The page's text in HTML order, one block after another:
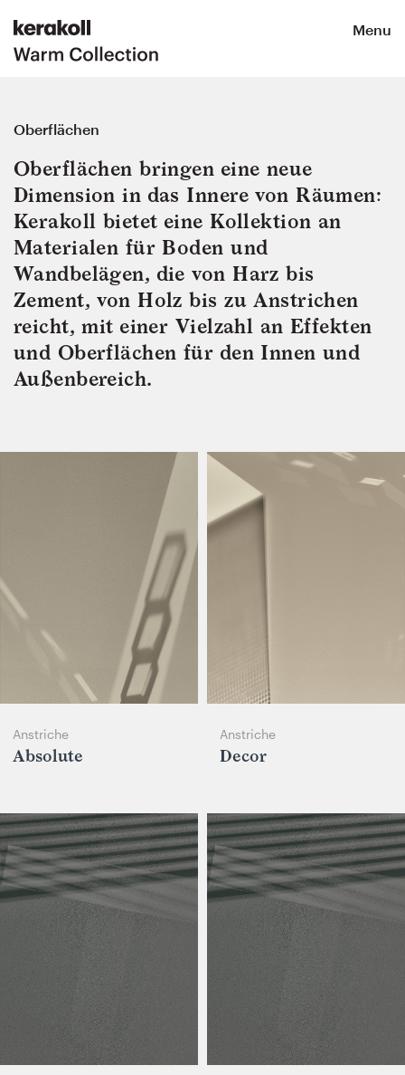
Menu
Oberflächen
Oberflächen bringen eine neue
Dimension in das Innere von Räumen:
Kerakoll bietet eine Kollektion an
Materialen für Boden und
Wandbelägen, die von Harz bis
Zement, von Holz bis zu Anstrichen
reicht, mit einer Vielzahl an Effekten
und Oberflächen für den Innen und
Außenbereich.
Anstriche
Absolute
Anstriche
Decor